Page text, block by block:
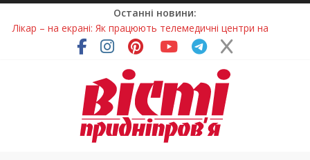
Останні новини:
Лікар – на екрані: Як працюють телемедичні центри на
Дніпропетровщині
У Дніпрі триває масштабна підготовка до опалювального
Пошуки тривають: на Дніпропетровщині досліджують місце
розташування легендарного монастиря (Фото)
Ветерани Дніпропетровщини отримують шанс на власне